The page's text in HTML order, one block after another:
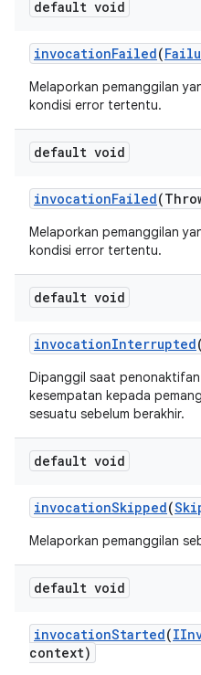
default void
invocationFailed(
Melaporkan pemanggilan
kondisi error tertentu.
default void
invocationFailed
Melaporkan pemanggilan
kondisi error tertentu.
default void
invocationInterrupted
Dipanggil saat
kesempatan kepada
sesuatu sebelum berakhir.
default void
invocationSkipped(
Melaporkan pemanggilan
default void
invocationStarted(
context)